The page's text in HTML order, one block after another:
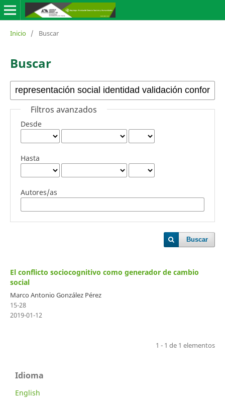
Inicio / Buscar
Buscar
Filtros avanzados
Desde
Hasta
Autores/as
Buscar
El conflicto sociocognitivo como generador de cambio
social
Marco Antonio González Pérez
15-28
2019-01-12
1 - 1 de 1 elementos
Idioma
English